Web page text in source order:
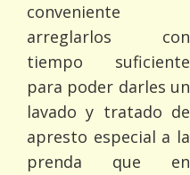
conveniente
arreglarlos con
tiempo suficiente
para poder darles un
lavado y tratado de
apresto especial a la
prenda que en